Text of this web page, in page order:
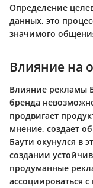
Определение
данных, это
значимого
Влияние на
Влияние рекламы
брендa
продвигает
мнение, создает
Баути окунулся в
создании
продуманные
ассоциироваться